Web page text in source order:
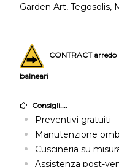
Garden Art, Tegosolis,
CONTRACT
balneari
Consigli....
Preventivi gratuiti
Manutenzione
Cuscineria su
Assistenza post-